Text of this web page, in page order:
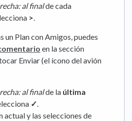
al finalde cada
>.
un Plan con Amigos, puedes
en la sección
Enviar (el ícono del avión
al finalde la última
✓.
actual y las selecciones de